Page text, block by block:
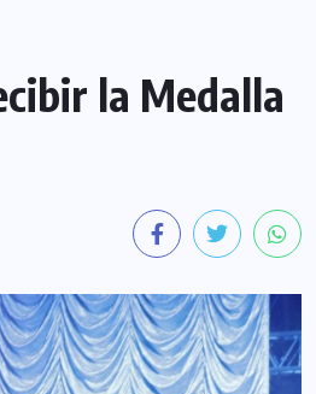
la Medalla